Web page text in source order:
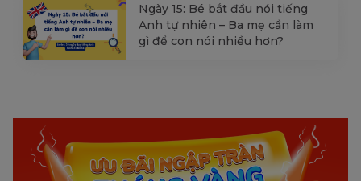
Ngày 15: Bé bắt đầu nói tiếng
Anh tự nhiên – Ba mẹ cần làm
gì để con nói nhiều hơn?